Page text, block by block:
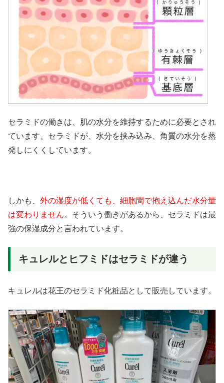
セラミドの働きは、肌の水分を維持するために必要とされ
ています。セラミドが、水分を挟み込み、角質の水分を蒸
発しにくくしています。
しかも、 外の湿度が低くても、細胞間で抱え込んだ水分量
は変わりません。そういう働きがあるから、セラミドは最
強の保湿成分と言われています。
キュレルとヒフミドはセラミドが違う
キュレルは花王のセラミド化粧品として販売しています。